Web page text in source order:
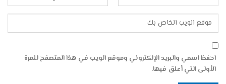
احفظ اسمي والبريد الإلكتروني وموقع الويب في هذا المتصفح للمرة
الأولى التي أعلق فيها.